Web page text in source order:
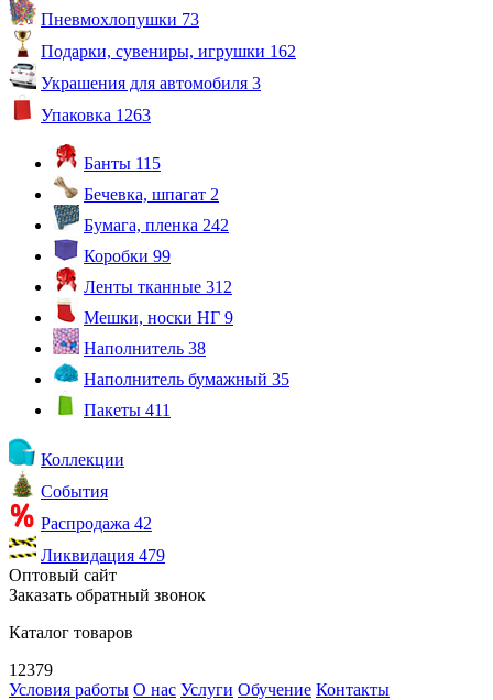
Пневмохлопушки 73
Подарки, сувениры, игрушки 162
Украшения для автомобиля 3
Упаковка 1263
Банты 115
Бечевка, шпагат 2
Бумага, пленка 242
Коробки 99
Ленты тканные 312
Мешки, носки НГ 9
Наполнитель 38
Наполнитель бумажный 35
Пакеты 411
Коллекции
События
Распродажа 42
Ликвидация 479
Оптовый сайт
Заказать обратный звонок
Каталог товаров
12379
Условия работы О нас Услуги Обучение Контакты